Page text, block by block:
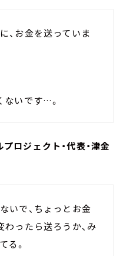
、お金を送っていま
ないです…。
ロジェクト・代表・津金
いで、ちょっとお金
わったら送ろうか、み
る。